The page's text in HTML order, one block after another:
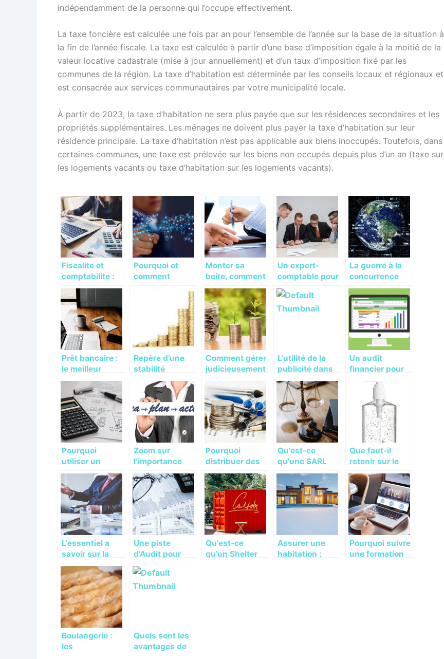
indépendamment de la personne qui l’occupe effectivement.
La taxe foncière est calculée une fois par an pour l’ensemble de l’année sur la base de la situation à
la fin de l’année fiscale. La taxe est calculée à partir d’une base d’imposition égale à la moitié de la
valeur locative cadastrale (mise à jour annuellement) et d’un taux d’imposition fixé par les
communes de la région. La taxe d’habitation est déterminée par les conseils locaux et régionaux et
est consacrée aux services communautaires par votre municipalité locale.
À partir de 2023, la taxe d’habitation ne sera plus payée que sur les résidences secondaires et les
propriétés supplémentaires. Les ménages ne doivent plus payer la taxe d’habitation sur leur
résidence principale. La taxe d’habitation n’est pas applicable aux biens inoccupés. Toutefois, dans
certaines communes, une taxe est prélevée sur les biens non occupés depuis plus d’un an (taxe sur
les logements vacants ou taxe d’habitation sur les logements vacants).
Fiscalite et
comptabilite :
qu’est-ce qui
les differencie
Pourquoi et
comment
entreprise ?
Monter sa
boite, comment
ça se passe ?
Un expert-
comptable pour
assurer la
gestion de vos
finances
La guerre à la
concurrence
commence dès
la création de
votre site e-
commerce
Prêt bancaire :
le meilleur
financement
pour votre
projet
Repère d’une
stabilité
financière
Comment gérer
judicieusement
votre argent ?
L’utilité de la
publicité dans
la croissance
de votre
société
Un audit
financier pour
voir plus clair
sur la situation
financière de
votre
entreprise
Pourquoi
utiliser un
logiciel de
comptabilité ?
Zoom sur
l’importance
d’un business
plan
Pourquoi
distribuer des
dividendes en
entreprise ?
Qu’est-ce
qu’une SARL
(societe a
responsabilite
limitee) ?
Que faut-il
retenir sur le
distributeur de
gel
hydroalcooliqu
e ?
L’essentiel a
savoir sur la
publication
d’une annonce
legale
Une piste
d’Audit pour
votre
entreprise,
pourquoi est-
Qu’est-ce
qu’un Shelter
Assurer une
habitation :
Pourquoi suivre
une formation
Boulangerie :
les
Quels sont les
avantages de